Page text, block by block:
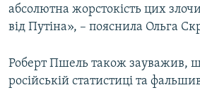
абсолютна жорстокість цих
від Путіна», – пояснила Ольга
Роберт Пшель також зауважив,
російській статистиці та